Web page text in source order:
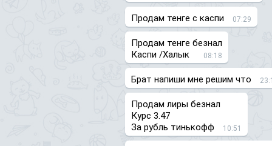
Продам тенге с каспи 07:29
Продам тенге безнал
Каспи /Халык
08:18
Брат напиши мне решим что
Продам лиры безнал
Курс 3.47
За рубль тинькофф
10:51